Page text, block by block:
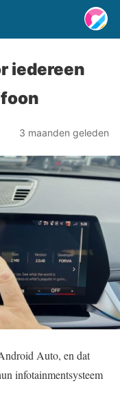
iedereen
3 maanden geleden
Auto, en dat
infotainmentsysteem